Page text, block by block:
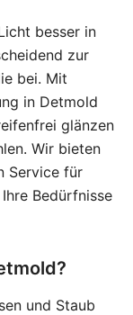
besser in
zur
bei. Mit
in Detmold
glänzen
Wir bieten
Service für
Bedürfnisse
und Staub